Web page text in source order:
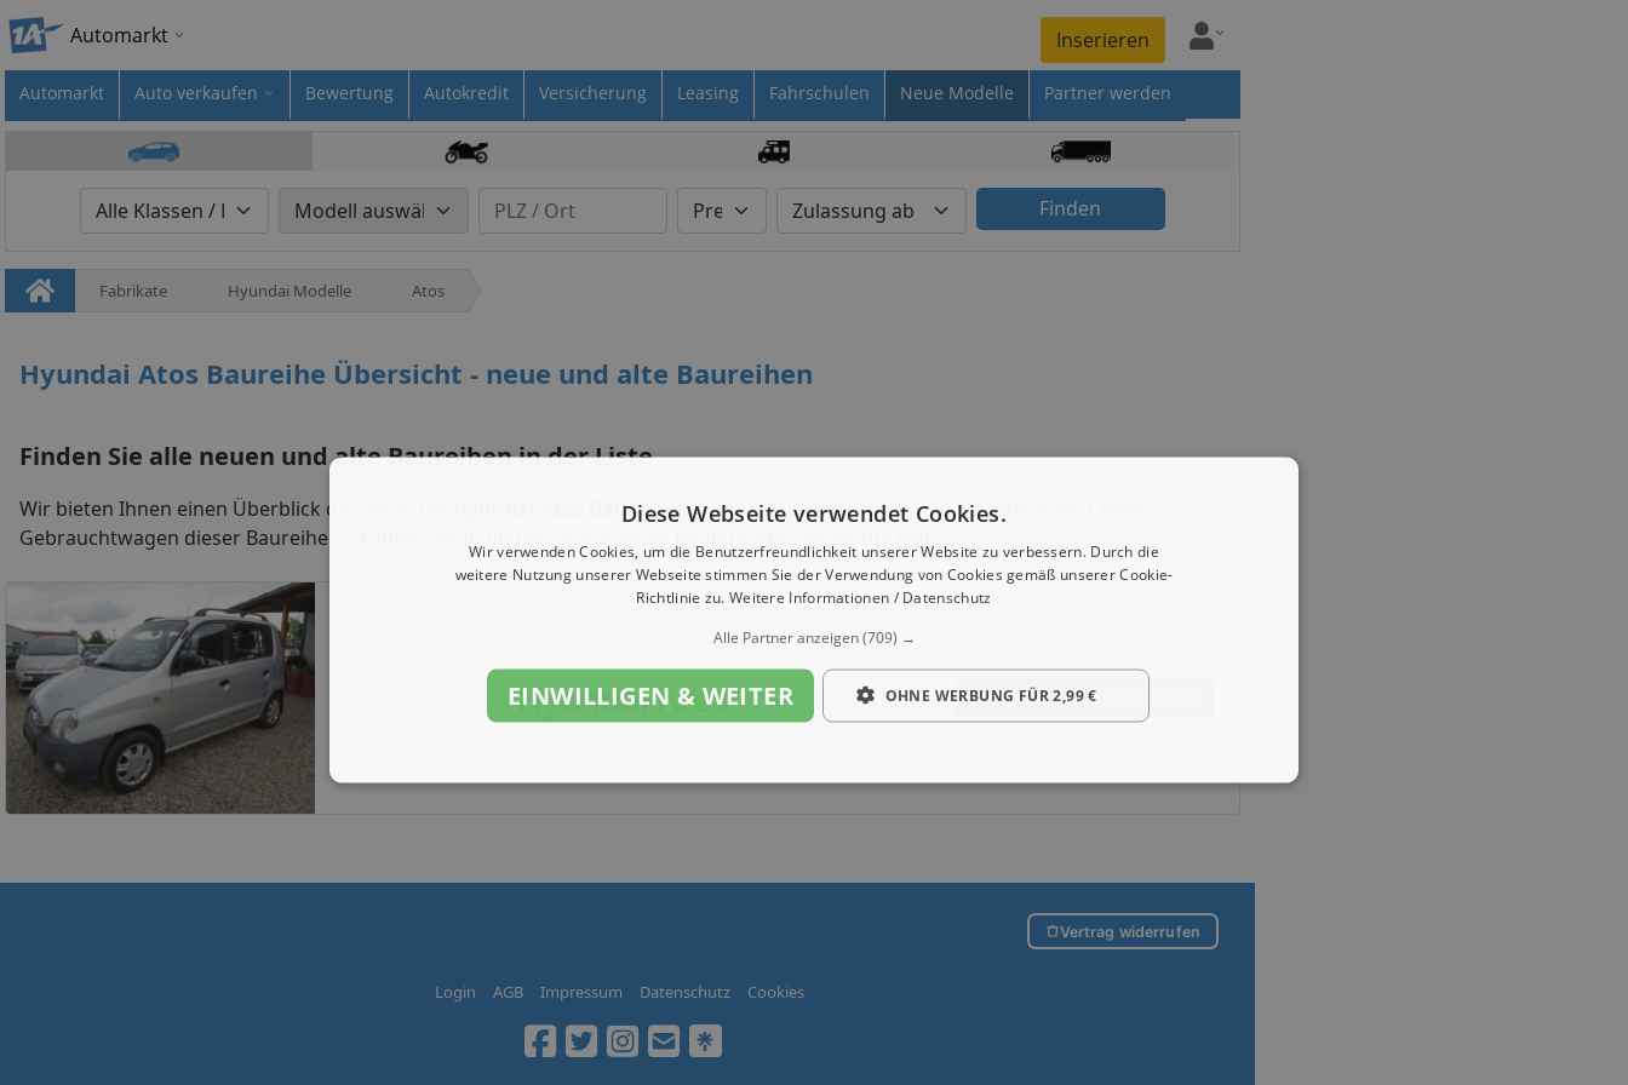
Automarkt Inserieren
Automarkt Auto verkaufen Bewertung Autokredit Versicherung Leasing Fahrschulen Neue Modelle Partner werden
Finden
Fabrikate Hyundai Modelle Atos
Hyundai Atos Baureihe Übersicht - neue und alte Baureihen
Finden Sie alle neuen und alte Baureihen in der Liste
Wir bieten Ihnen einen Überblick der neuesten Hyundai Atos Baureihenbeim 1A-Automarkt.de. Sind Sie interessiert einen
Gebrauchtwagen dieser Baureihe zu kaufen, dann finden Sie passende Hyundai Atos Angebote
Hyundai Atos Hyundai Atos Gebrauchtwagen
Vertrag widerrufen
Login AGB Impressum Datenschutz Cookies
Diese Webseite verwendet Cookies.
Wir verwenden Cookies, um die Benutzerfreundlichkeit unserer Website zu verbessern. Durch die
weitere Nutzung unserer Webseite stimmen Sie der Verwendung von Cookies gemäß unserer Cookie-
Richtlinie zu. Weitere Informationen / Datenschutz
Alle Partner anzeigen(709) →
EINWILLIGEN & WEITER OHNE WERBUNG FÜR 2,99 €